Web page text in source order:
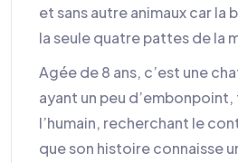
et sans autre animaux car la
la seule quatre pattes de la
Agée de 8 ans, c’est une
ayant un peu
l’humain, recherchant le
que son histoire connaisse